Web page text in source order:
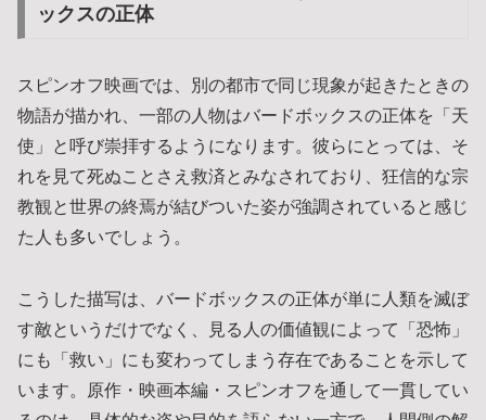
ックスの正体
スピンオフ映画では、別の都市で同じ現象が起きたときの
物語が描かれ、一部の人物はバードボックスの正体を「天
使」と呼び崇拝するようになります。彼らにとっては、そ
れを見て死ぬことさえ救済とみなされており、狂信的な宗
教観と世界の終焉が結びついた姿が強調されていると感じ
た人も多いでしょう。
こうした描写は、バードボックスの正体が単に人類を滅ぼ
す敵というだけでなく、見る人の価値観によって「恐怖」
にも「救い」にも変わってしまう存在であることを示して
います。原作・映画本編・スピンオフを通して一貫してい